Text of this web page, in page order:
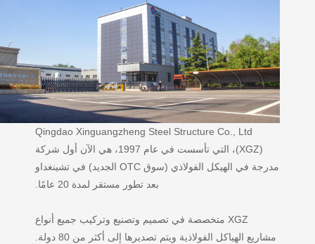
Qingdao Xinguangzheng Steel Structure Co., Ltd
(XGZ)، التي تأسست في عام 1997، هي الآن أول شركة
مدرجة في الهيكل الفولاذي (سوق OTC الجديد) في تشينغداو
بعد تطور مستقر لمدة 20 عامًا.
XGZ متخصصة في تصميم وتصنيع وتركيب جميع أنواع
مشاريع الهياكل الفولاذية ويتم تصديرها إلى أكثر من 80 دولة.